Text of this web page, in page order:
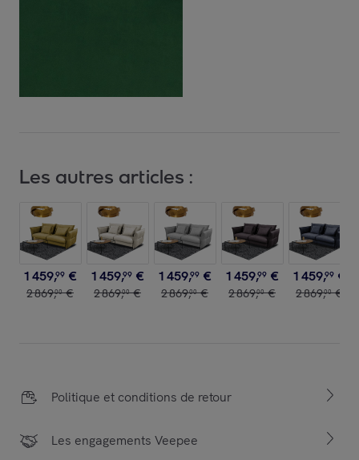
Les autres articles :
1459,99 €
2869,00 €
1459,99 €
2869,00 €
1459,99 €
2869,00 €
1459,99 €
2869,00 €
1459,99 €
2869,00 €
Politique et conditions de retour
Les engagements Veepee